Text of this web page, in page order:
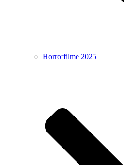
Horrorfilme 2025